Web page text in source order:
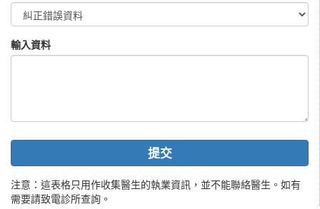
輸入資料
提交
注意：這表格只用作收集醫生的執業資訊，並不能聯絡醫生。如有
需要請致電診所查詢。